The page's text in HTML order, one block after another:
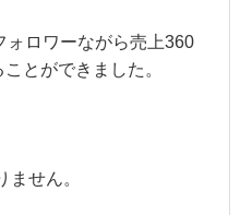
ォロワーながら売上360
とができました。
せん。